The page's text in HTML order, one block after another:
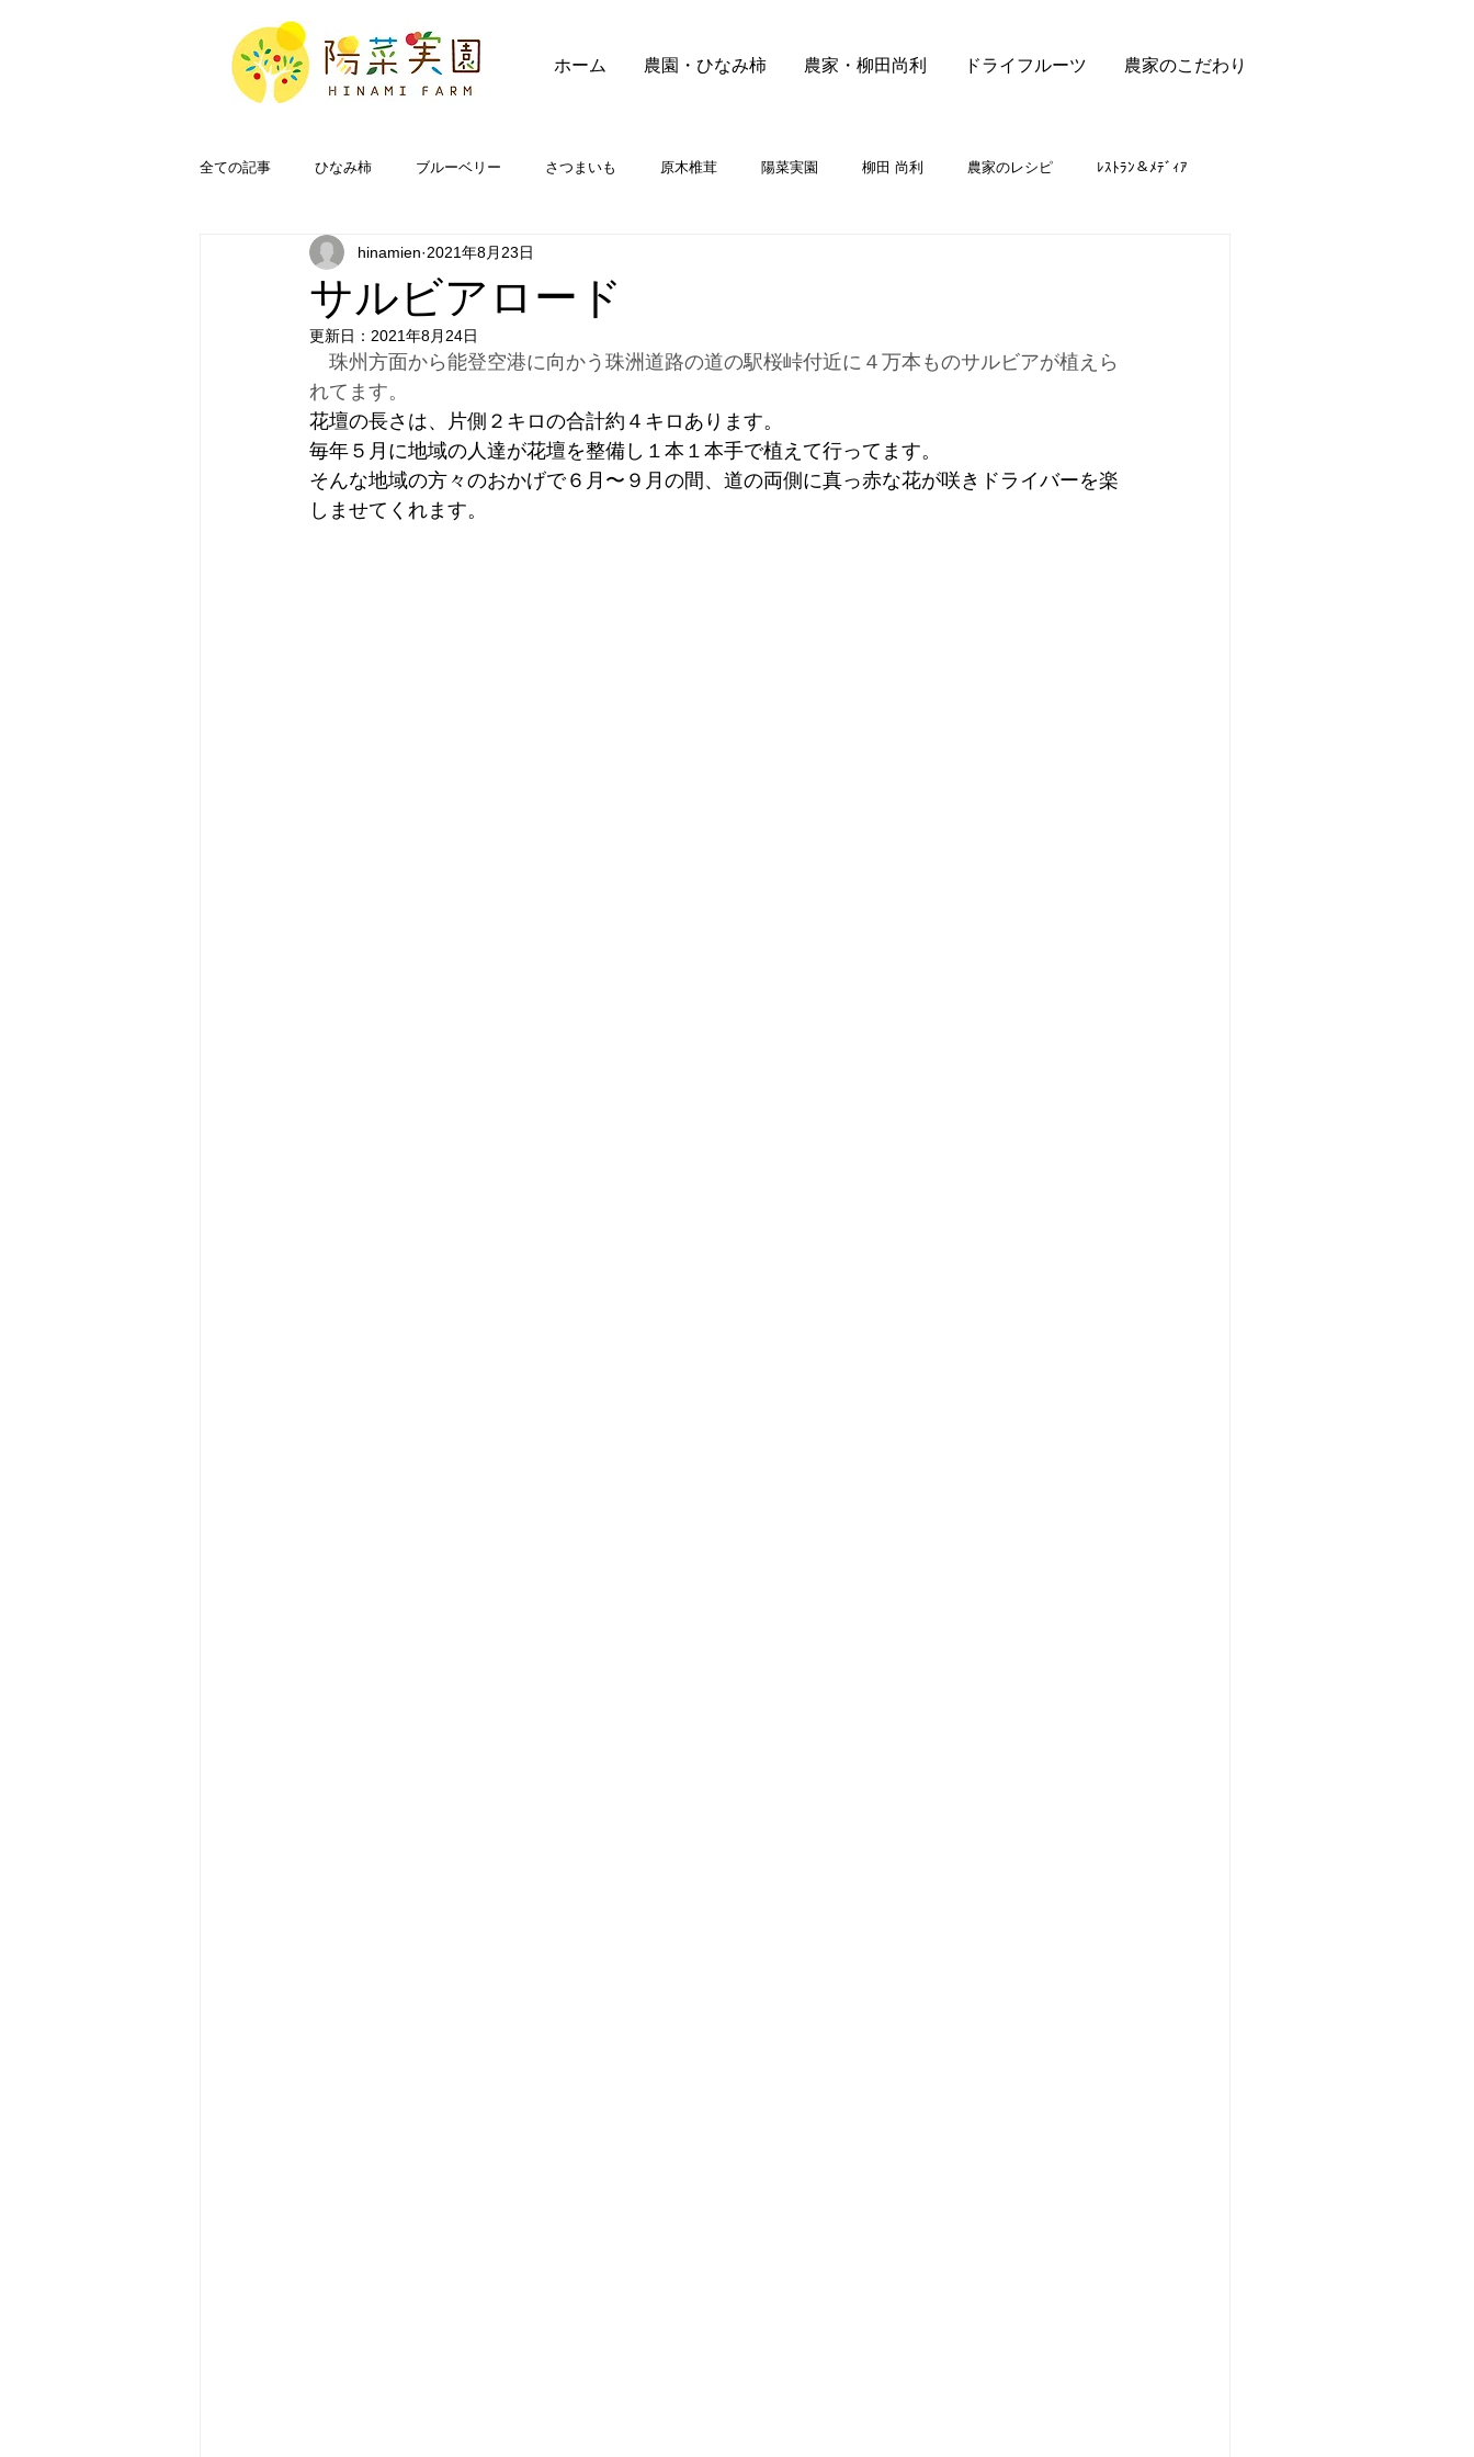
ホーム 農園・ひなみ柿 農家・柳田尚利 ドライフルーツ 農家のこだわり
全ての記事 ひなみ柿 ブルーベリー さつまいも 原木椎茸 陽菜実園 柳田 尚利 農家のレシピ ﾚｽﾄﾗﾝ＆ﾒﾃﾞｨｱ
FAQ
サルビアロード
hinamien 2021年8月23日
更新日： 2021年8月24日
珠州方面から能登空港に向かう珠洲道路の道の駅桜峠付近に４万本ものサルビアが植えら
れてます。
花壇の長さは、片側２キロの合計約４キロあります。
毎年５月に地域の人達が花壇を整備し１本１本手で植えて行ってます。
そんな地域の方々のおかげで６月〜９月の間、道の両側に真っ赤な花が咲きドライバーを楽
しませてくれます。